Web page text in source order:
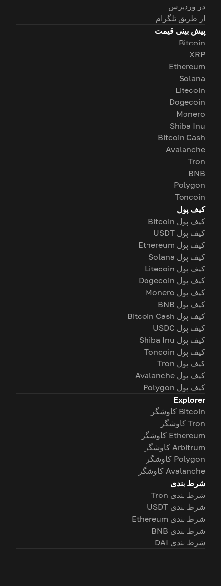
در وردپرس
از طریق تلگرام
پیش بینی قیمت
Bitcoin
XRP
Ethereum
Solana
Litecoin
Dogecoin
Monero
Shiba Inu
Bitcoin Cash
Avalanche
Tron
BNB
Polygon
Toncoin
کیف پول
کیف پول Bitcoin
کیف پول USDT
کیف پول Ethereum
کیف پول Solana
کیف پول Litecoin
کیف پول Dogecoin
کیف پول Monero
کیف پول BNB
کیف پول Bitcoin Cash
کیف پول USDC
کیف پول Shiba Inu
کیف پول Toncoin
کیف پول Tron
کیف پول Avalanche
کیف پول Polygon
Explorer
Bitcoin کاوشگر
Tron کاوشگر
Ethereum کاوشگر
Arbitrum کاوشگر
Polygon کاوشگر
Avalanche کاوشگر
شرط بندی
شرط بندی Tron
شرط بندی USDT
شرط بندی Ethereum
شرط بندی BNB
شرط بندی DAI